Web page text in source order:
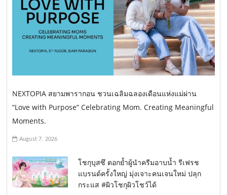
NEXTOPIA สยามพารากอน ชวนเฉลิมฉลองเดือนแห่งแม่ผ่าน
“Love with Purpose” Celebrating Mom. Creating Meaningful
Moments.
August 7, 2026
โชกุบุสซึ ตอกย้ำผู้นำครีมอาบน้ำ รีเฟรช
แบรนด์ครั้งใหญ่ มุ่งเจาะคนเจนใหม่ ปลุก
กระแส #ผิวโชกุผิวโชว์ได้